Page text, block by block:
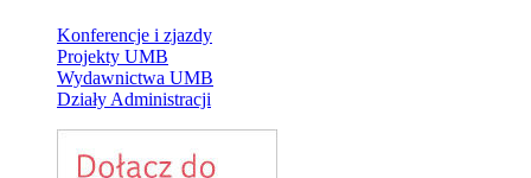
Konferencje i zjazdy
Projekty UMB
Wydawnictwa UMB
Działy Administracji